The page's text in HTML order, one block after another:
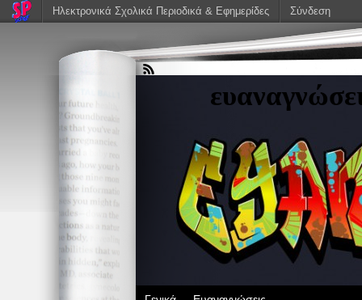
Ηλεκτρονικά Σχολικά Περιοδικά & Εφημερίδες Σύνδεση